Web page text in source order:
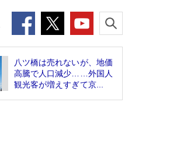
八ツ橋は売れないが、地価
高騰で人口減少……外国人
観光客が増えすぎて京...